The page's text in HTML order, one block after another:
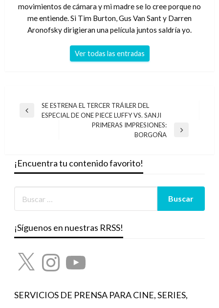
movimientos de cámara y mi madre se lo cree porque no
me entiende. Si Tim Burton, Gus Van Sant y Darren
Aronofsky dirigieran una película juntos saldría yo.
Ver todas las entradas
Navegación
Entrada
SE ESTRENA EL TERCER TRÁILER DEL
ESPECIAL DE ONE PIECE LUFFY VS. SANJI
PRIMERAS IMPRESIONES:
BORGOÑA
¡Encuentra tu contenido favorito!
¡Síguenos en nuestras RRSS!
X InstagramYouTube
SERVICIOS DE PRENSA PARA CINE, SERIES,